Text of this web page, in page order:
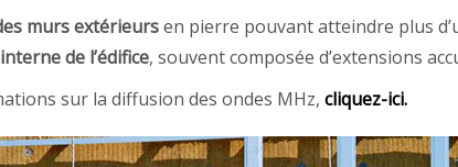
murs extérieursen pierre pouvant atteindre plus
de l’édifice, souvent composée d’extensions
sur la diffusion des ondes MHz, cliquez-ici.